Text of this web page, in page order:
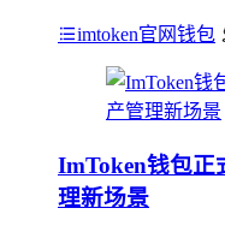
imtoken官网钱包
ImToken钱包正
理新场景